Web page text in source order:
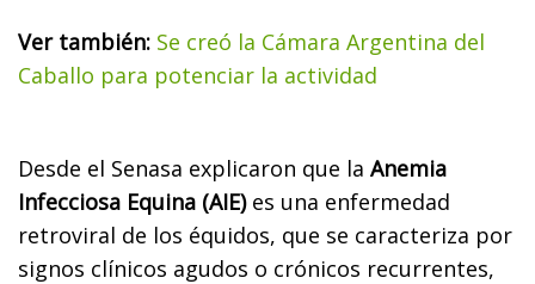
Ver también: Se creó la Cámara Argentina del
Caballo para potenciar la actividad
Desde el Senasa explicaron que la Anemia
Infecciosa Equina (AIE)es una enfermedad
retroviral de los équidos, que se caracteriza por
signos clínicos agudos o crónicos recurrentes,